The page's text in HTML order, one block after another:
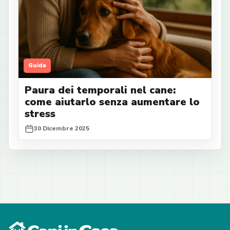
Guida
Paura dei temporali nel cane:
come aiutarlo senza aumentare lo
stress
30 Dicembre 2025